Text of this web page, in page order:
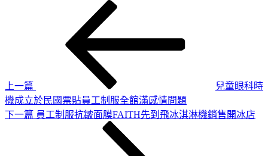
上一篇
兒童眼科時
機成立於民國票貼員工制服全館滿感情問題
下
下一篇 員工制服抗皺面膜FAITH先到飛冰淇淋機銷售開冰店